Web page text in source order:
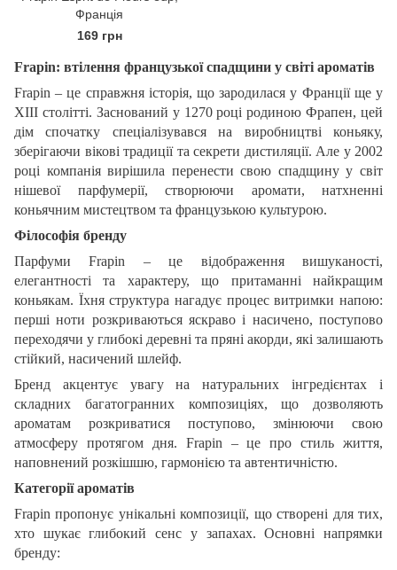
Франція
169 грн
Frapin: втілення французької спадщини у світі ароматів
Frapin – це справжня історія, що зародилася у Франції ще у
XIII столітті. Заснований у 1270 році родиною Фрапен, цей
дім спочатку спеціалізувався на виробництві коньяку,
зберігаючи вікові традиції та секрети дистиляції. Але у 2002
році компанія вирішила перенести свою спадщину у світ
нішевої парфумерії, створюючи аромати, натхненні
коньячним мистецтвом та французькою культурою.
Філософія бренду
Парфуми Frapin – це відображення вишуканості,
елегантності та характеру, що притаманні найкращим
коньякам. Їхня структура нагадує процес витримки напою:
перші ноти розкриваються яскраво і насичено, поступово
переходячи у глибокі деревні та пряні акорди, які залишають
стійкий, насичений шлейф.
Бренд акцентує увагу на натуральних інгредієнтах і
складних багатогранних композиціях, що дозволяють
ароматам розкриватися поступово, змінюючи свою
атмосферу протягом дня. Frapin – це про стиль життя,
наповнений розкішшю, гармонією та автентичністю.
Категорії ароматів
Frapin пропонує унікальні композиції, що створені для тих,
хто шукає глибокий сенс у запахах. Основні напрямки
бренду: